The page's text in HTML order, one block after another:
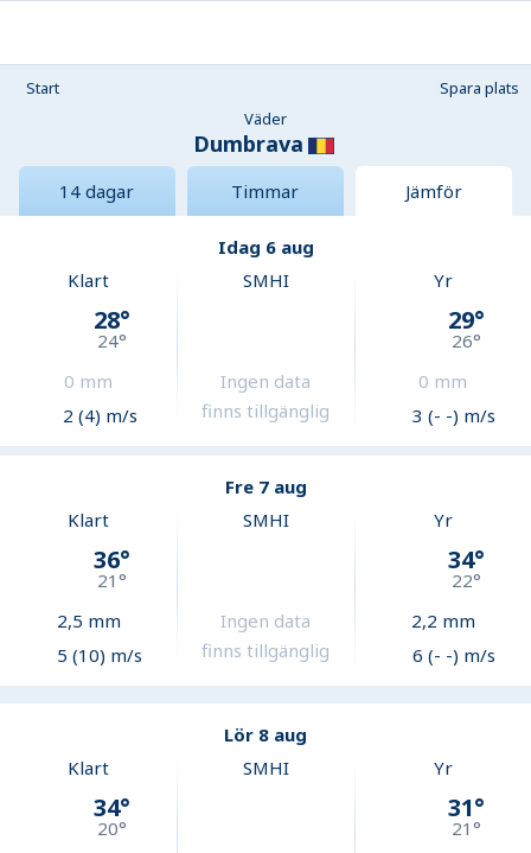
Start
Spara plats
Väder
Dumbrava
14 dagar Timmar Jämför
Idag 6 aug
Klart
28°
24°
0 mm
2 (4) m/s
SMHI
Ingen data
finns tillgänglig
Yr
29°
26°
0 mm
3 (- -) m/s
Fre 7 aug
Klart
36°
21°
2,5 mm
5 (10) m/s
SMHI
Ingen data
finns tillgänglig
Yr
34°
22°
2,2 mm
6 (- -) m/s
Lör 8 aug
Klart
34°
20°
SMHI Yr
31°
21°